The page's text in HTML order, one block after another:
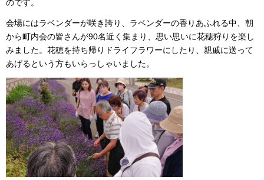
のです。
会場にはラベンダーが咲き誇り、ラベンダーの香りあふれる中、朝
から町内会の皆さんが90名近く集まり、思い思いに花穂狩りを楽し
みました。花穂を持ち帰りドライフラワーにしたり、親戚に送って
あげるという方もいらっしゃいました。